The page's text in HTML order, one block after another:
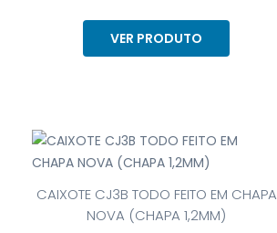
VER PRODUTO
CAIXOTE CJ3B TODO FEITO EM CHAPA
NOVA (CHAPA 1,2MM)